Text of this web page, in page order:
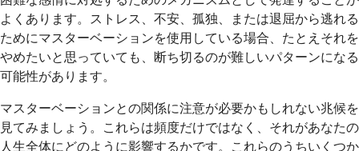
よくあります。ストレス、不安、孤独、または退屈から逃れる
ためにマスターベーションを使用している場合、たとえそれを
やめたいと思っていても、断ち切るのが難しいパターンになる
可能性があります。
マスターベーションとの関係に注意が必要かもしれない兆候を
見てみましょう。これらは頻度だけではなく、それがあなたの
人生全体にどのように影響するかです。これらのうちいくつか